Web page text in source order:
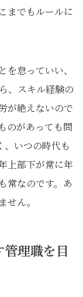
までもルールに
怠っていい、
、スキル経験の
が絶えないので
のがあっても問
いつの時代も
上部下が常に年
常なのです。あ
ん。
理職を目